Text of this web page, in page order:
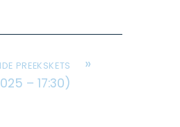
»
PREEKSKETS
– 17:30)